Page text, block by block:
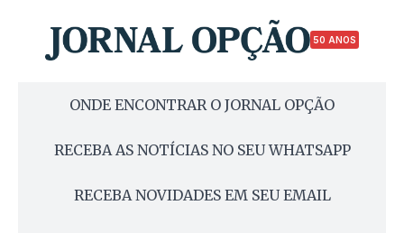
50 ANOS
ONDE ENCONTRAR O JORNAL OPÇÃO
RECEBA AS NOTÍCIAS NO SEU WHATSAPP
RECEBA NOVIDADES EM SEU EMAIL